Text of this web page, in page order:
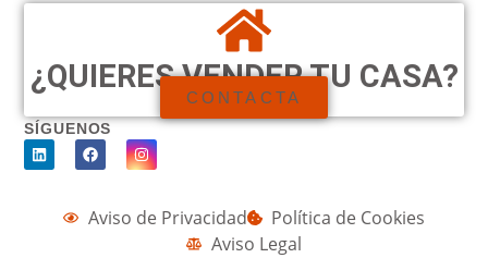
¿QUIERES VENDER TU CASA?
CONTACTA
SÍGUENOS
Aviso de Privacidad
Política de Cookies
Aviso Legal